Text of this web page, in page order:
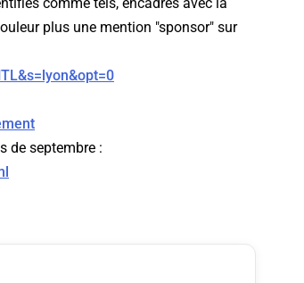
plus une mention "sponsor" sur
de septembre :